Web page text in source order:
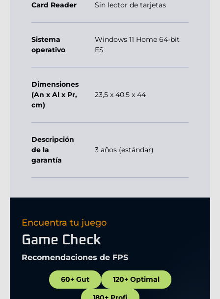
Card Reader Sin lector de tarjetas
Sistema
operativo
Windows 11 Home 64-bit
ES
Dimensiones
(An x Al x Pr,
cm)
23,5 x 40,5 x 44
Descripción
de la
garantía
3 años (estándar)
Encuentra tu juego
Game Check
Recomendaciones de FPS
60+ Gut 120+ Optimal